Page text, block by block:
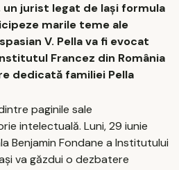
jurist legat de Iași formula
marile teme ale
V. Pella va fi evocat
Francez din România
dedicată familiei Pella
paginile sale
intelectuală. Luni, 29 iunie
Benjamin Fondane a Institutului
va găzdui o dezbatere